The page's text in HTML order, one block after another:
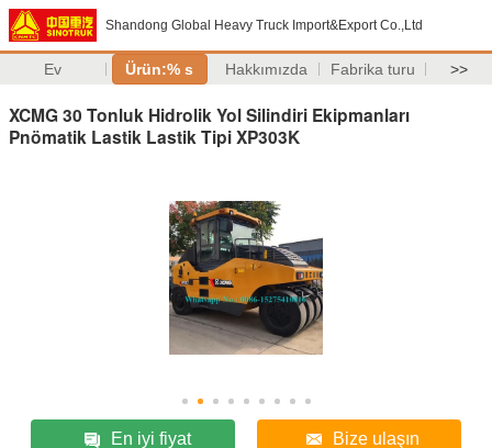
Shandong Global Heavy Truck Import&Export Co.,Ltd
Ev Ürün:% s Hakkımızda Fabrika turu >>
XCMG 30 Tonluk Hidrolik Yol Silindiri Ekipmanları
Pnömatik Lastik Lastik Tipi XP303K
En iyi fiyat Bize ulaşın